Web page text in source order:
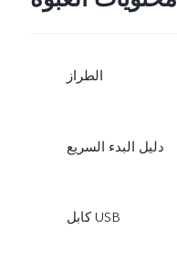
الطراز
دليل البدء السريع
كابل USB